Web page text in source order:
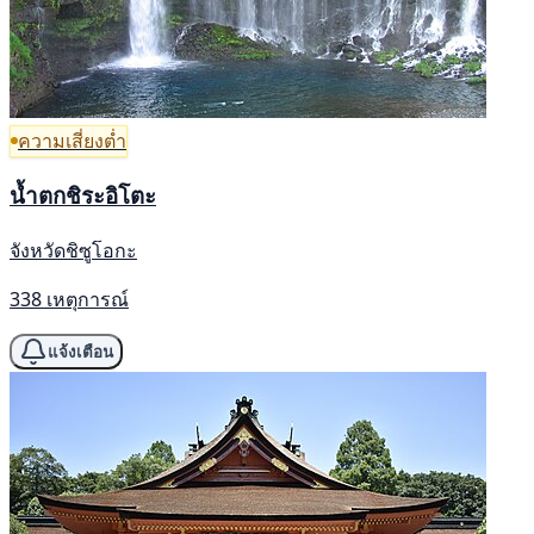
ความเสี่ยงต่ำ
น้ำตกชิระอิโตะ
จังหวัดชิซูโอกะ
338 เหตุการณ์
แจ้งเตือน